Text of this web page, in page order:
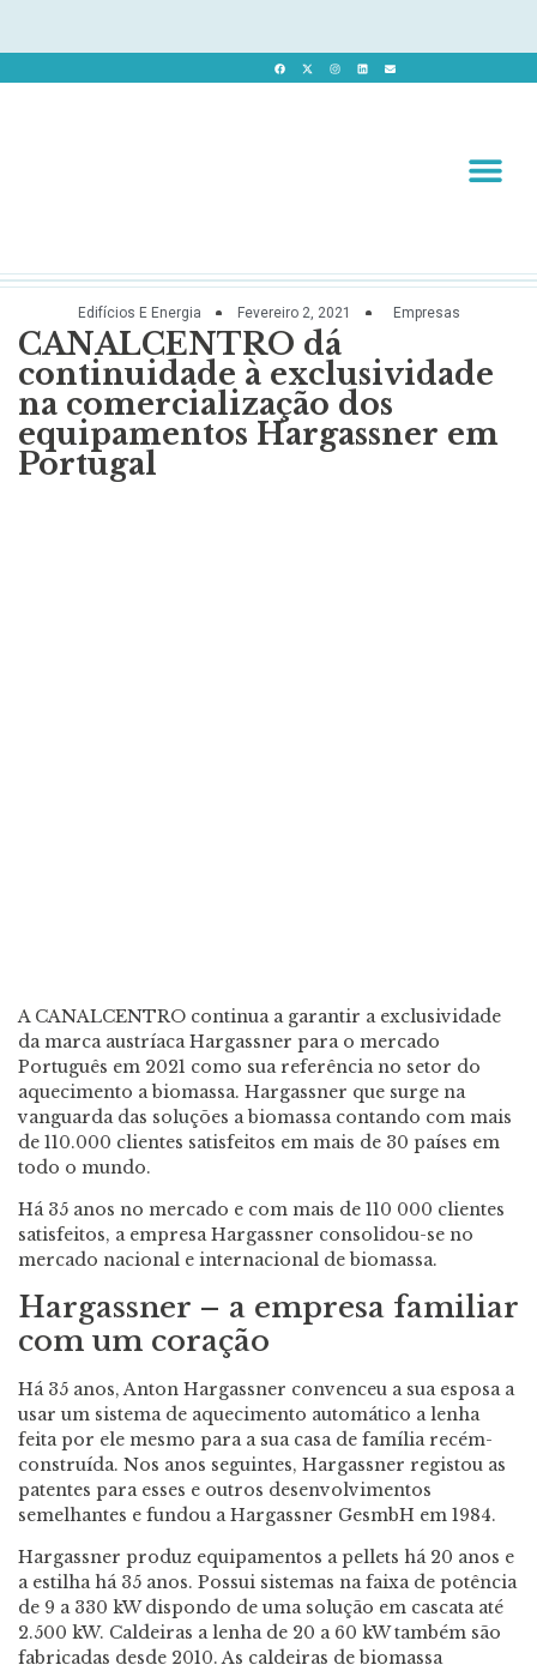
Edifícios E Energia Fevereiro 2, 2021 Empresas
CANALCENTRO dá
continuidade à exclusividade
na comercialização dos
equipamentos Hargassner em
Portugal
A CANALCENTRO continua a garantir a exclusividade
da marca austríaca Hargassner para o mercado
Português em 2021 como sua referência no setor do
aquecimento a biomassa. Hargassner que surge na
vanguarda das soluções a biomassa contando com mais
de 110.000 clientes satisfeitos em mais de 30 países em
todo o mundo.
Há 35 anos no mercado e com mais de 110 000 clientes
satisfeitos, a empresa Hargassner consolidou-se no
mercado nacional e internacional de biomassa.
Hargassner – a empresa familiar
com um coração
Há 35 anos, Anton Hargassner convenceu a sua esposa a
usar um sistema de aquecimento automático a lenha
feita por ele mesmo para a sua casa de família recém-
construída. Nos anos seguintes, Hargassner registou as
patentes para esses e outros desenvolvimentos
semelhantes e fundou a Hargassner GesmbH em 1984.
Hargassner produz equipamentos a pellets há 20 anos e
a estilha há 35 anos. Possui sistemas na faixa de potência
de 9 a 330 kW dispondo de uma solução em cascata até
2.500 kW. Caldeiras a lenha de 20 a 60 kW também são
fabricadas desde 2010. As caldeiras de biomassa